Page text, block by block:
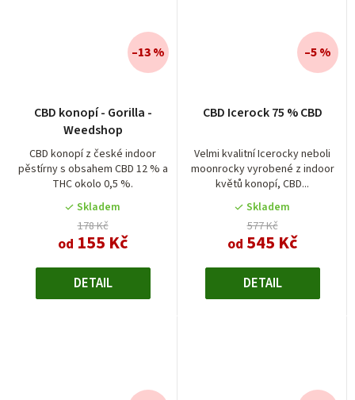
CBD konopí - Gorilla -
Weedshop
CBD konopí z české indoor
pěstírny s obsahem CBD 12 % a
THC okolo 0,5 %.
Skladem
178 Kč
od 155 Kč
–13 %
DETAIL
CBD Icerock 75 % CBD
Velmi kvalitní Icerocky neboli
moonrocky vyrobené z indoor
květů konopí, CBD...
Skladem
577 Kč
od 545 Kč
–5 %
DETAIL